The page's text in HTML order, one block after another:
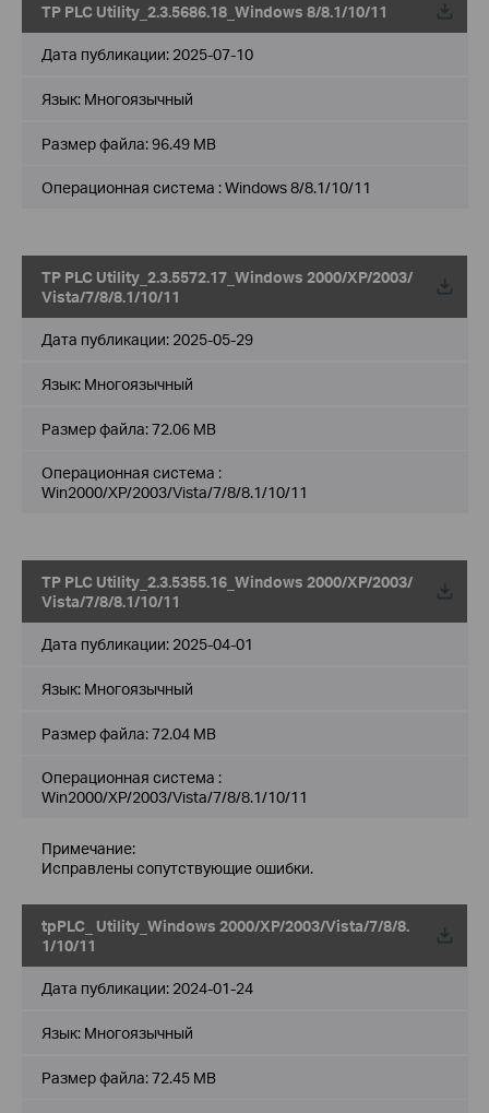
TP PLC Utility_2.3.5686.18_Windows 8/8.1/10/11
Дата публикации: 2025-07-10
Язык: Многоязычный
Размер файла:96.49 MB
Операционная система : Windows 8/8.1/10/11
TP PLC Utility_2.3.5572.17_Windows 2000/XP/2003/
Vista/7/8/8.1/10/11
Дата публикации: 2025-05-29
Язык: Многоязычный
Размер файла:72.06 MB
Операционная система :
Win2000/XP/2003/Vista/7/8/8.1/10/11
TP PLC Utility_2.3.5355.16_Windows 2000/XP/2003/
Vista/7/8/8.1/10/11
Дата публикации: 2025-04-01
Язык: Многоязычный
Размер файла:72.04 MB
Операционная система :
Win2000/XP/2003/Vista/7/8/8.1/10/11
Примечание:
Исправлены сопутствующие ошибки.
tpPLC_ Utility_Windows 2000/XP/2003/Vista/7/8/8.
1/10/11
Дата публикации: 2024-01-24
Язык: Многоязычный
Размер файла:72.45 MB